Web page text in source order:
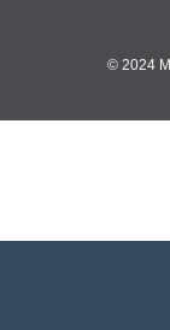
© 2024